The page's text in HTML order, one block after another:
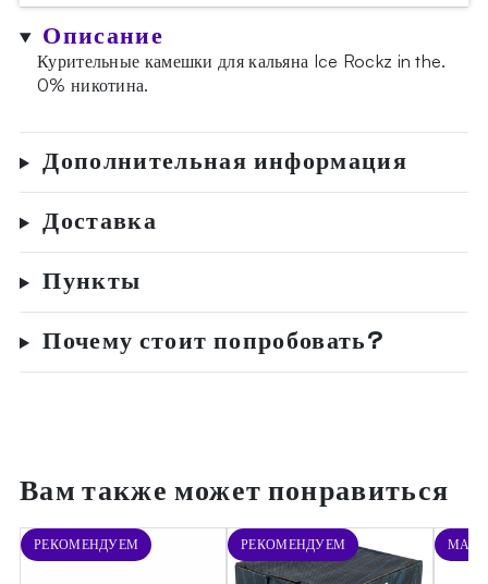
-
Mango
120г
Описание
Курительные камешки для кальяна Ice Rockz in the.
0% никотина.
Дополнительная информация
Доставка
Пункты
Почему стоит попробовать?
Вам также может понравиться
РЕКОМЕНДУЕМ РЕКОМЕНДУЕМ